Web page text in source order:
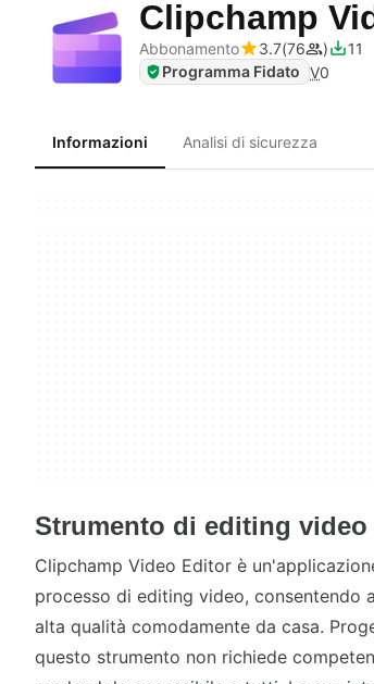
Clipchamp
Abbonamento
3.7 76
11
Programma Fidato V0
Informazioni Analisi di sicurezza
Strumento di editing
Clipchamp Video Editor è
processo di editing video, consentendo
alta qualità comodamente da casa.
questo strumento non richiede